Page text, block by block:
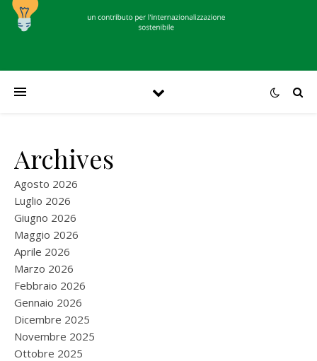
Archives
Agosto 2026
Luglio 2026
Giugno 2026
Maggio 2026
Aprile 2026
Marzo 2026
Febbraio 2026
Gennaio 2026
Dicembre 2025
Novembre 2025
Ottobre 2025